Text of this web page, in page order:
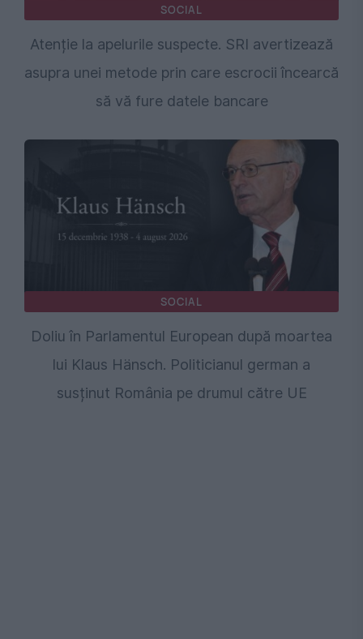
SOCIAL
Atenție la apelurile suspecte. SRI avertizează
asupra unei metode prin care escrocii încearcă
să vă fure datele bancare
SOCIAL
Doliu în Parlamentul European după moartea
lui Klaus Hänsch. Politicianul german a
susținut România pe drumul către UE